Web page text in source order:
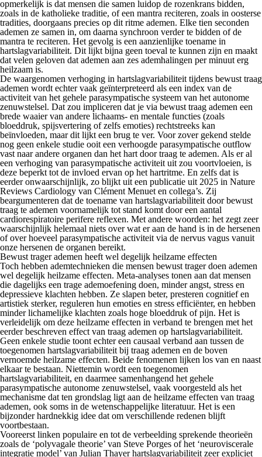
opmerkelijk is dat mensen die samen luidop de rozenkrans bidden,
zoals in de katholieke traditie, of een mantra reciteren, zoals in oosterse
tradities, doorgaans precies op dit ritme ademen. Elke tien seconden
ademen ze samen in, om daarna synchroon verder te bidden of de
mantra te reciteren. Het gevolg is een aanzienlijke toename in
hartslagvariabiliteit. Dit lijkt bijna geen toeval te kunnen zijn en maakt
dat velen geloven dat ademen aan zes ademhalingen per minuut erg
heilzaam is.
De waargenomen verhoging in hartslagvariabiliteit tijdens bewust traag
ademen wordt echter vaak geïnterpreteerd als een index van de
activiteit van het gehele parasympatische systeem van het autonome
zenuwstelsel. Dat zou impliceren dat je via bewust traag ademen een
brede waaier van andere lichaams- en mentale functies (zoals
bloeddruk, spijsvertering of zelfs emoties) rechtstreeks kan
beïnvloeden, maar dit lijkt een brug te ver. Voor zover gekend stelde
nog geen enkele studie ooit een verhoogde parasympatische outflow
vast naar andere organen dan het hart door traag te ademen. Als er al
een verhoging van parasympatische activiteit uit zou voortvloeien, is
deze beperkt tot de invloed ervan op het hartritme. En zelfs dat is
eerder onwaarschijnlijk, zo blijkt uit een publicatie uit 2025 in Nature
Reviews Cardiology van Clément Menuet en collega’s. Zij
beargumenteren dat de toename van hartslagvariabiliteit door bewust
traag te ademen voornamelijk tot stand komt door een aantal
cardiorespiratoire perifere reflexen. Met andere woorden: het zegt zeer
waarschijnlijk helemaal niets over wat er aan de hand is in de hersenen
of over hoeveel parasympatische activiteit via de nervus vagus vanuit
onze hersenen de organen bereikt.
Bewust trager ademen heeft wel degelijk heilzame effecten
Toch hebben ademtechnieken die mensen bewust trager doen ademen
wel degelijk heilzame effecten. Meta-analyses tonen aan dat mensen
die dagelijks een trage ademoefening doen, minder angst, stress en
depressieve klachten hebben. Ze slapen beter, presteren cognitief en
artistiek sterker, reguleren hun emoties en stress efficiënter, en hebben
minder lichamelijke klachten zoals hoge bloeddruk of pijn. Het is
verleidelijk om deze heilzame effecten in verband te brengen met het
eerder beschreven effect van traag ademen op hartslagvariabiliteit.
Geen enkele studie toont echter een causaal verband aan tussen de
toegenomen hartslagvariabiliteit bij traag ademen en de boven
vernoemde heilzame effecten. Beide fenomenen lijken los van en naast
elkaar te bestaan. Niettemin wordt een toegenomen
hartslagvariabiliteit, en daarmee samenhangend het gehele
parasympatische autonome zenuwstelsel, vaak voorgesteld als het
mechanisme dat ten grondslag ligt aan de heilzame effecten van traag
ademen, ook soms in de wetenschappelijke literatuur. Het is een
bijzonder hardnekkig idee dat om verschillende redenen blijft
voortbestaan.
Vooreerst linken populaire en tot de verbeelding sprekende theorieën
zoals de ‘polyvagale theorie’ van Steve Porges of het ‘neuroviscerale
integratie model’ van Julian Thayer hartslagvariabiliteit zeer expliciet